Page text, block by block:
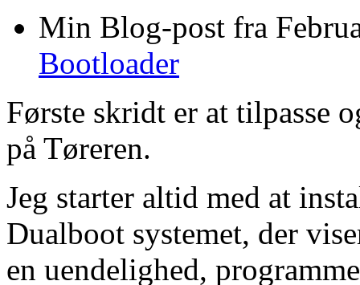
Min Blog-post fra
Bootloader
Første skridt er at tilpasse
på Tøreren.
Jeg starter altid med at
Dualboot systemet, der
en uendelighed,